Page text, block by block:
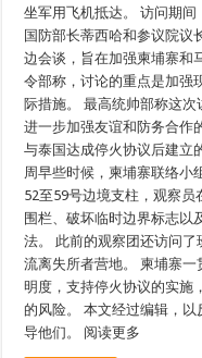
坐军用飞机抵达。 访问期
国防部长蒂西哈和参议院议
边会谈，旨在加强柬埔寨和
令部称，讨论的重点是加强
际措施。 最高统帅部称这次
进一步加强友谊和防务合作
与泰国达成停火协议后建立
周早些时候，柬埔寨联络小
52至59号边境支柱，观察
围栏、破坏临时边界标志以
法。 此前的观察团还访问
流离失所者营地。 柬埔寨
明度，支持停火协议的实施
的风险。 本文经过编辑，
导他们。 阅读更多